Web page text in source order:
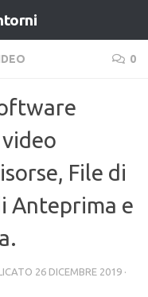
0
File di
Anteprima e
26 DICEMBRE 2019 ·